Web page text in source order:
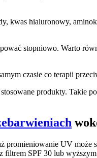
kwas hialuronowy,
stopniowo. Warto
czasie co terapii
produkty. Takie
promieniowanie UV
filtrem SPF 30 lub